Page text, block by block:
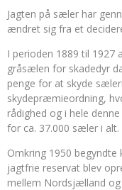
Jagten på sæler har
ændret sig fra et
I perioden 1889 til
gråsælen for skadedyr
penge for at skyde
skydepræmieordning,
rådighed og i hele
for ca. 37.000 sæler i alt.
Omkring 1950
jagtfrie reservat blev
mellem Nordsjælland